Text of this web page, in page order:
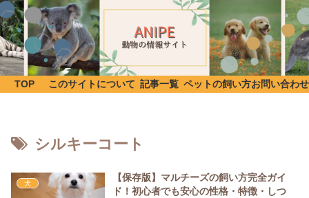
TOP このサイトについて 記事一覧 ペットの飼い方お問い合わせ
シルキーコート
犬
【保存版】マルチーズの飼い方完全ガイ
ド！初心者でも安心の性格・特徴・しつ